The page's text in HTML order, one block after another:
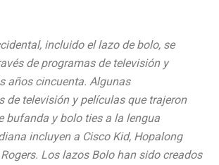
incluido el lazo de bolo, se
de programas de televisión y
años cincuenta. Algunas
de televisión y películas que trajeron
bufanda y bolo ties a la lengua
incluyen a Cisco Kid, Hopalong
Los lazos Bolo han sido creados